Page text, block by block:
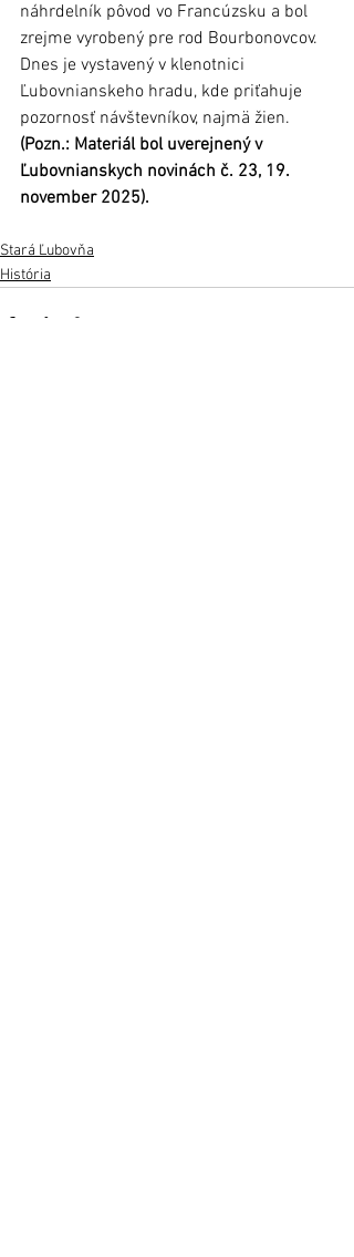
náhrdelník pôvod vo Francúzsku a bol
zrejme vyrobený pre rod Bourbonovcov.
Dnes je vystavený v klenotnici
Ľubovnianskeho hradu, kde priťahuje
pozornosť návštevníkov, najmä žien.
(Pozn.: Materiál bol uverejnený v
Ľubovnianskych novinách č. 23, 19.
november 2025).
Stará Ľubovňa
História